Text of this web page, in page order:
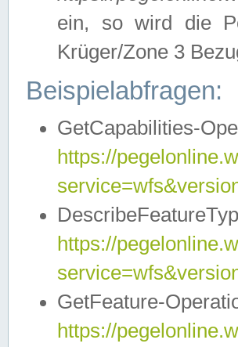
ein, so wird die
Krüger/Zone 3
Beispielabfragen:
GetCapabilities-
https://
https://
GetFeature-
https://